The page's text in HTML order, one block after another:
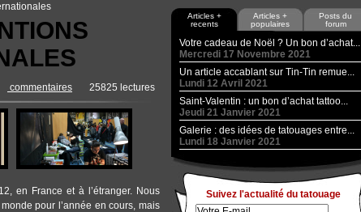
25825 lectures
commentaires
en France et à l’étranger. Nous
pour l’année en cours, mais
Articles +
recents
Articles +
populaires
Posts du
forum
Votre cadeau de Noël ? Un bon d’achat...
Mercredi 17 Novembre 2021
Un article accablant sur Tin-Tin remue...
Lundi 12 Avril 2021
Saint-Valentin : un bon d’achat tattoo...
Jeudi 21 Janvier 2021
Galerie : des idées de tatouages entre...
Lundi 18 Janvier 2021
Suivez l'actualité du tatouage